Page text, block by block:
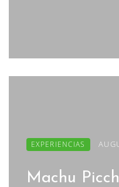
EXPERIENCIAS
Machu